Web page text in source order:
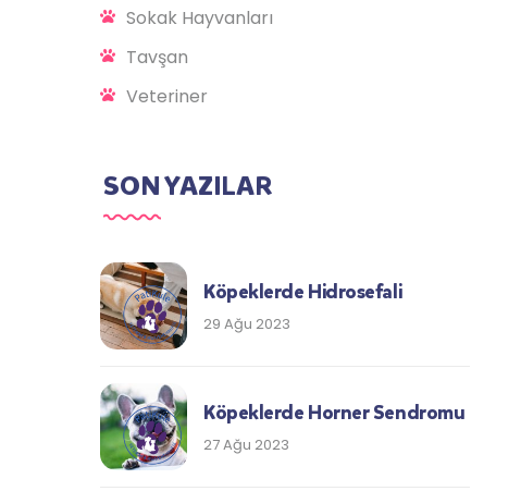
Sokak Hayvanları
Tavşan
Veteriner
SON YAZILAR
Köpeklerde Hidrosefali
29 Ağu 2023
Köpeklerde Horner Sendromu
27 Ağu 2023